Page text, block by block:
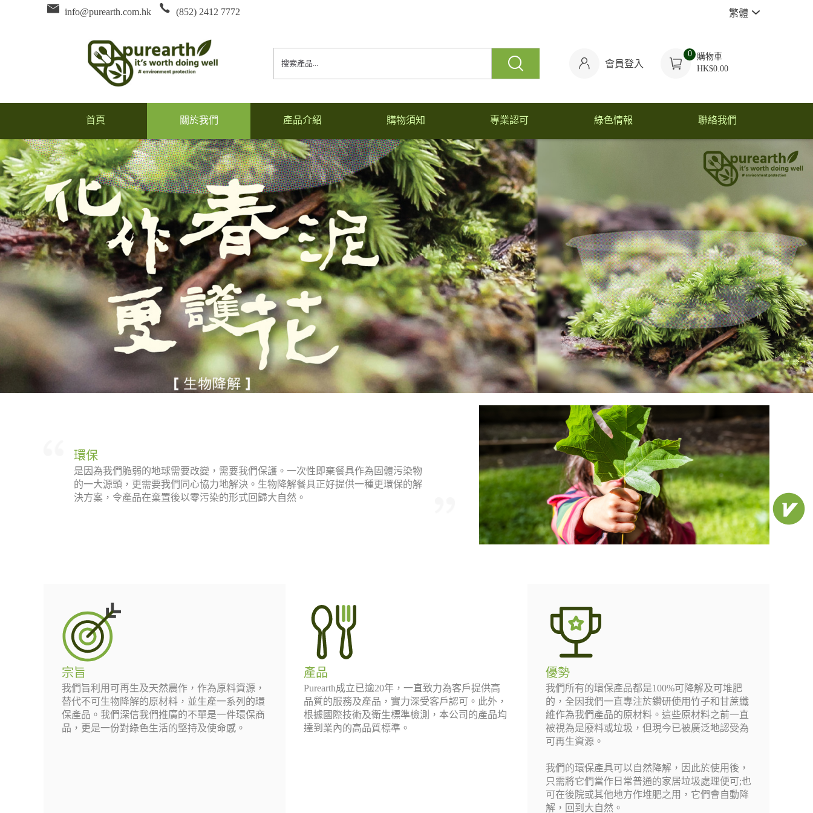
info@purearth.com.hk (852) 2412 7772 繁體
會員登入
0 購物車
HK$0.00
首頁 關於我們 產品介紹 購物須知 專業認可 綠色情報 聯絡我們
環保
是因為我們脆弱的地球需要改變，需要我們保護。一次性即棄餐具作為固體污染物
的一大源頭，更需要我們同心協力地解決。生物降解餐具正好提供一種更環保的解
決方案，令產品在棄置後以零污染的形式回歸大自然。
宗旨
我們旨利用可再生及天然農作，作為原料資源，
替代不可生物降解的原材料，並生產一系列的環
保產品。我們深信我們推廣的不單是一件環保商
品，更是一份對綠色生活的堅持及使命感。
產品
Purearth成立已逾20年，一直致力為客戶提供高
品質的服務及產品，實力深受客戶認可。此外，
根據國際技術及衛生標準檢測，本公司的產品均
達到業內的高品質標準。
優勢
我們所有的環保產品都是100%可降解及可堆肥
的，全因我們一直專注於鑽研使用竹子和甘蔗纖
維作為我們產品的原材料。這些原材料之前一直
被視為是廢料或垃圾，但現今已被廣泛地認受為
可再生資源。
我們的環保產具可以自然降解，因此於使用後，
只需將它們當作日常普通的家居垃圾處理便可;也
可在後院或其他地方作堆肥之用，它們會自動降
解，回到大自然。